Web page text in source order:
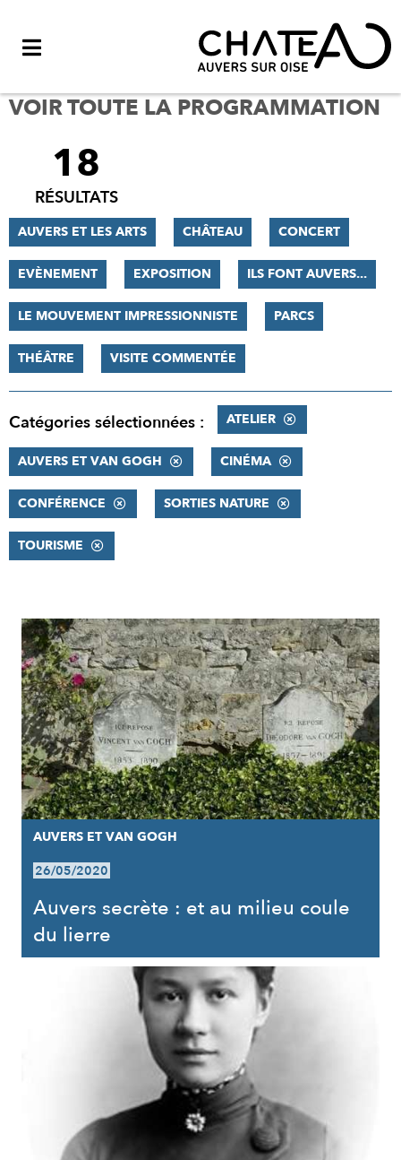
VOIR TOUTE LA PROGRAMMATION
FILTRER
RÉSULTATS
18
RÉSULTATS
AUVERS ET LES ARTS CHÂTEAU CONCERT
EVÈNEMENT EXPOSITION ILS FONT AUVERS...
LE MOUVEMENT IMPRESSIONNISTE PARCS
THÉÂTRE VISITE COMMENTÉE
Catégories sélectionnées : ATELIER
AUVERS ET VAN GOGH CINÉMA
CONFÉRENCE SORTIES NATURE
TOURISME
RÉSULTATS
AUVERS ET VAN GOGH
26/05/2020
Auvers secrète : et au milieu coule
du lierre